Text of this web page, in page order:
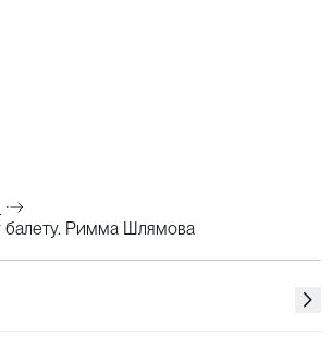
Римма Шлямова